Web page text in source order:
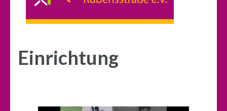
Einrichtung